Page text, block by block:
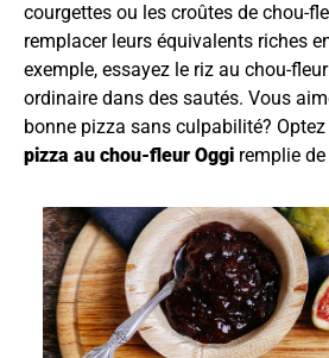
courgettes ou les croûtes de chou-
remplacer leurs équivalents riches
exemple, essayez le riz au chou-
ordinaire dans des sautés. Vous
bonne pizza sans culpabilité?
pizza au chou-fleur Oggi remplie